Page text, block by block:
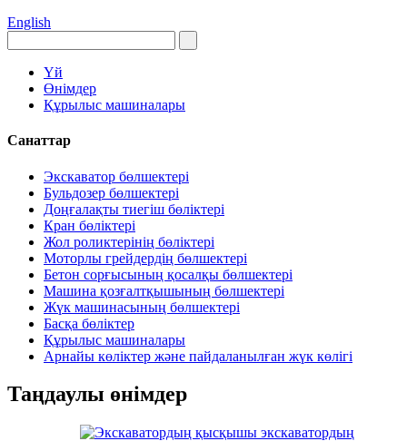
English
Үй
Өнімдер
Құрылыс машиналары
Санаттар
Экскаватор бөлшектері
Бульдозер бөлшектері
Доңғалақты тиегіш бөліктері
Кран бөліктері
Жол роликтерінің бөліктері
Моторлы грейдердің бөлшектері
Бетон сорғысының қосалқы бөлшектері
Машина қозғалтқышының бөлшектері
Жүк машинасының бөлшектері
Басқа бөліктер
Құрылыс машиналары
Арнайы көліктер және пайдаланылған жүк көлігі
Таңдаулы өнімдер